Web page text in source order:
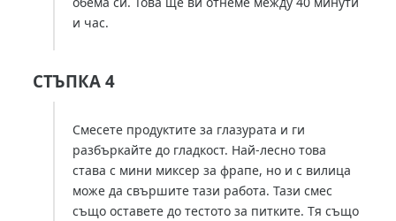
и час.
СТЪПКА 4
Смесете продуктите за глазурата и ги
разбъркайте до гладкост. Най-лесно това
става с мини миксер за фрапе, но и с вилица
може да свършите тази работа. Тази смес
също оставете до тестото за питките. Тя също